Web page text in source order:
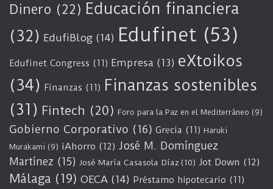
Dinero (22) Educación financiera
(32) EdufiBlog (14) Edufinet (53)
Edufinet Congress (11) Empresa (13) eXtoikos
(34) Finanzas (11) Finanzas sostenibles
(31) Fintech (20) Foro para la Paz en el Mediterráneo (9)
Gobierno Corporativo (16) Grecia (11) Haruki
Murakami (9) iAhorro (12) José M. Domínguez
Martínez (15) José María Casasola Díaz (10) Jot Down (12)
Málaga (19) OECA (14) Préstamo hipotecario (11)